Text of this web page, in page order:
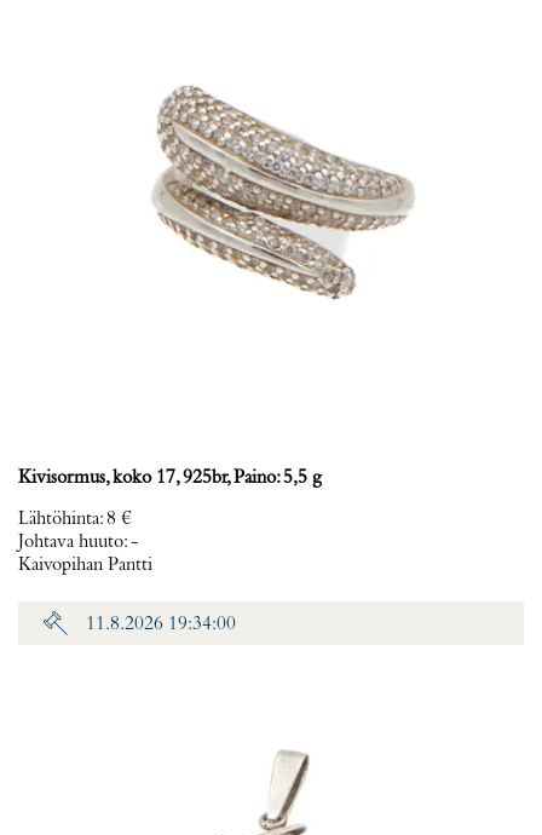
Kivisormus, koko 17, 925br, Paino: 5,5 g
Lähtöhinta:8 €
Johtava huuto:-
Kaivopihan Pantti
11.8.2026 19:34:00